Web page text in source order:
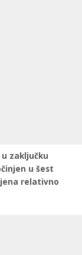
zaključku
u šest
relativno